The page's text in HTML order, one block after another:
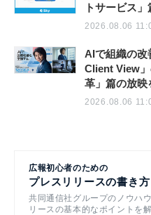
トサービス」
2026.08.06
AIで組織の改
Client View
革」篇の放映
2026.08.06
広報初心者のための
プレスリリースの書き方
共同通信社グループのノウハ
リースの基本的なポイントを解